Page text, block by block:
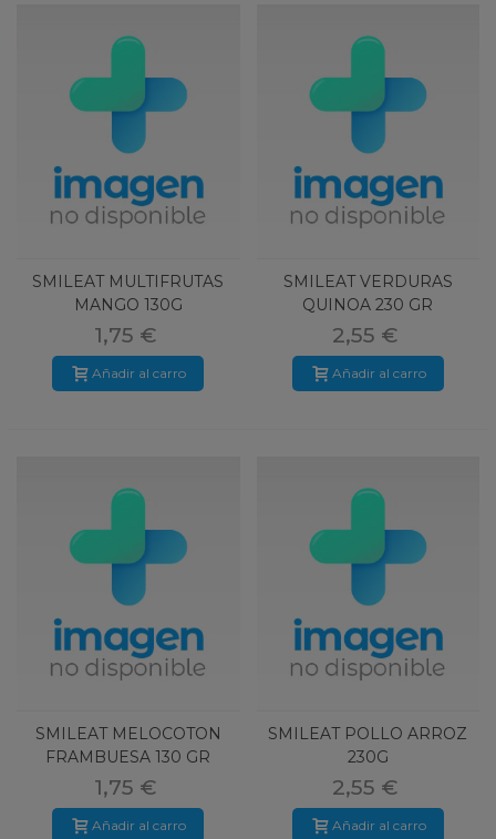
SMILEAT MULTIFRUTAS
MANGO 130G
1,75 €
Añadir al carro
SMILEAT VERDURAS
QUINOA 230 GR
2,55 €
Añadir al carro
SMILEAT MELOCOTON
FRAMBUESA 130 GR
1,75 €
Añadir al carro
SMILEAT POLLO ARROZ
230G
2,55 €
Añadir al carro